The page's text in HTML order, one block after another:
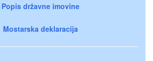
Popis državne imovine
Mostarska deklaracija